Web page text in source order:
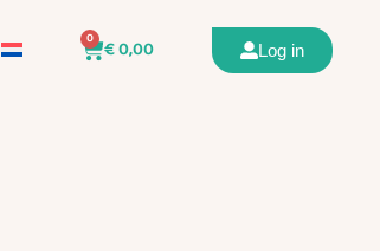
€0,00
0
Log in